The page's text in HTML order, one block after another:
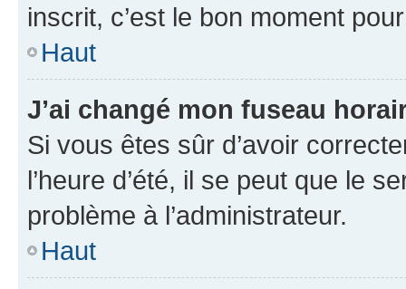
inscrit, c’est le bon moment
Haut
J’ai changé mon fuseau
Si vous êtes sûr d’avoir
l’heure d’été, il se peut que le
problème à l’administrateur.
Haut